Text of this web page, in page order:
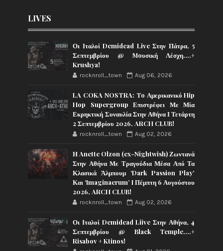
LIVES
Οι Ιταλοί Demidead Live Στην Πάτρα, 5
Σεπτεμβρίου @ Moυσική Λέσχη….+
Krushya!
rocknroll_town Aug 06, 2026
LA COKA NOSTRA: To Αμερικανικό Hip
Hop Supergroup Επιστρέφει Με Μία
Εκρηκτική Συναυλία Στην Αθήνα Ι Τετάρτη
2 Σεπτεμβρίου 2026, ARCH CLUB!
rocknroll_town Aug 02, 2026
Η Anette Olzon (ex-Nightwish) Ζωντανά
Στην Αθήνα Με Τραγούδια Μέσα Από Τα
Κλασικά Άλμπουμ ‘Dark Passion Play’
Και ‘Imaginaerum’ I Πέμπτη 6 Αυγούστου
2026, ARCH CLUB!
rocknroll_town Aug 02, 2026
Οι Ιταλοί Demidead Liive Στην Αθήνα, 4
Σεπτεμβρίου @ Black Temple….+
Risabov + Ktinos!